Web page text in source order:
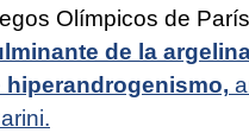
Olímpicos de
de la
hiperandrogenismo,